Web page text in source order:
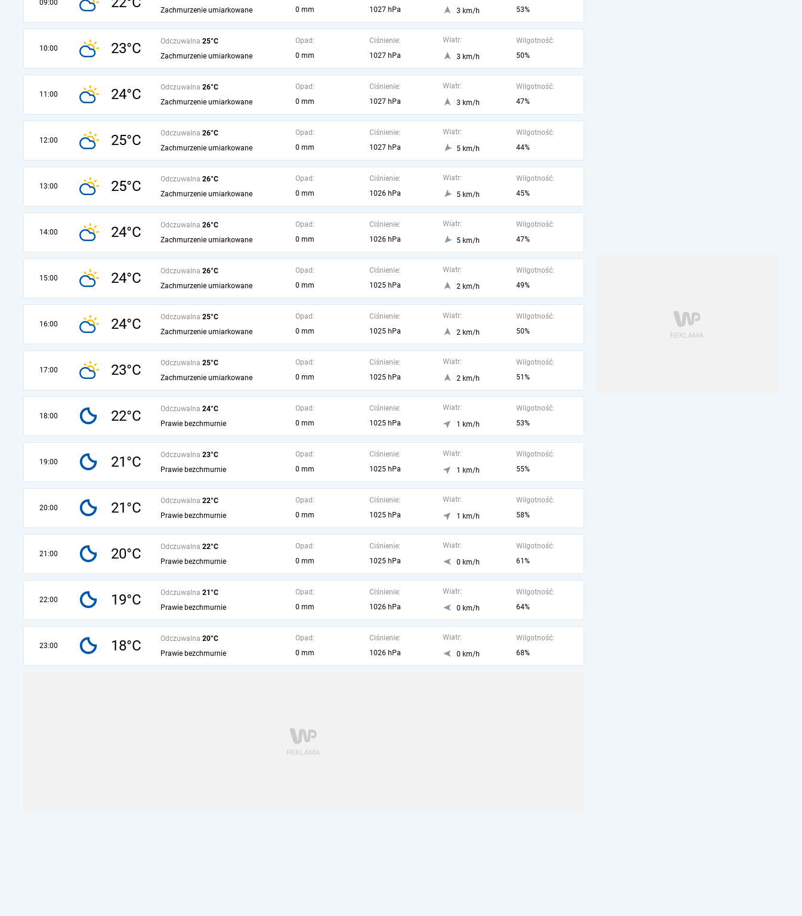
09:00
Zachmurzenie umiarkowane
0 mm
1027 hPa
3 km/h
53%
10:00 23°C Odczuwalna 25°C
Zachmurzenie umiarkowane
Opad:
0 mm
Ciśnienie:
1027 hPa
Wiatr:
3 km/h
Wilgotność:
50%
11:00 24°C Odczuwalna 26°C
Zachmurzenie umiarkowane
Opad:
0 mm
Ciśnienie:
1027 hPa
Wiatr:
3 km/h
Wilgotność:
47%
12:00 25°C Odczuwalna 26°C
Zachmurzenie umiarkowane
Opad:
0 mm
Ciśnienie:
1027 hPa
Wiatr:
5 km/h
Wilgotność:
44%
13:00 25°C Odczuwalna 26°C
Zachmurzenie umiarkowane
Opad:
0 mm
Ciśnienie:
1026 hPa
Wiatr:
5 km/h
Wilgotność:
45%
14:00 24°C Odczuwalna 26°C
Zachmurzenie umiarkowane
Opad:
0 mm
Ciśnienie:
1026 hPa
Wiatr:
5 km/h
Wilgotność:
47%
15:00 24°C Odczuwalna 26°C
Zachmurzenie umiarkowane
Opad:
0 mm
Ciśnienie:
1025 hPa
Wiatr:
2 km/h
Wilgotność:
49%
16:00 24°C Odczuwalna 25°C
Zachmurzenie umiarkowane
Opad:
0 mm
Ciśnienie:
1025 hPa
Wiatr:
2 km/h
Wilgotność:
50%
17:00 23°C Odczuwalna 25°C
Zachmurzenie umiarkowane
Opad:
0 mm
Ciśnienie:
1025 hPa
Wiatr:
2 km/h
Wilgotność:
51%
18:00 22°C Odczuwalna 24°C
Prawie bezchmurnie
Opad:
0 mm
Ciśnienie:
1025 hPa
Wiatr:
1 km/h
Wilgotność:
53%
19:00 21°C Odczuwalna 23°C
Prawie bezchmurnie
Opad:
0 mm
Ciśnienie:
1025 hPa
Wiatr:
1 km/h
Wilgotność:
55%
20:00 21°C Odczuwalna 22°C
Prawie bezchmurnie
Opad:
0 mm
Ciśnienie:
1025 hPa
Wiatr:
1 km/h
Wilgotność:
58%
21:00 20°C Odczuwalna 22°C
Prawie bezchmurnie
Opad:
0 mm
Ciśnienie:
1025 hPa
Wiatr:
0 km/h
Wilgotność:
61%
22:00 19°C Odczuwalna 21°C
Prawie bezchmurnie
Opad:
0 mm
Ciśnienie:
1026 hPa
Wiatr:
0 km/h
Wilgotność:
64%
23:00 18°C Odczuwalna 20°C
Prawie bezchmurnie
Opad:
0 mm
Ciśnienie:
1026 hPa
Wiatr:
0 km/h
Wilgotność:
68%